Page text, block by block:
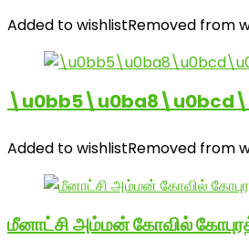
Added to wishlistRemoved from
Added to wishlistRemoved from
மீனாட்சி அம்மன் கோவில்